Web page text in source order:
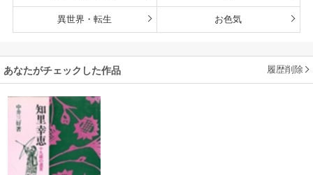
異世界・転生 お色気
あなたがチェックした作品 履歴削除